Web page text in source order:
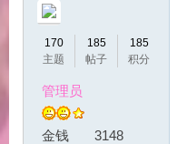
170
主题
185
帖子
185
积分
管理员
金钱
3148